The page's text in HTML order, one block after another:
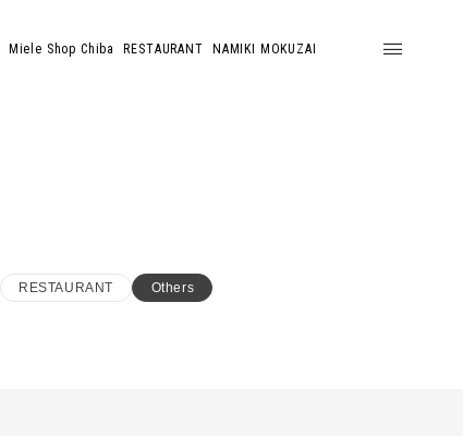
Miele Shop Chiba RESTAURANT NAMIKI MOKUZAI
RESTAURANT Others